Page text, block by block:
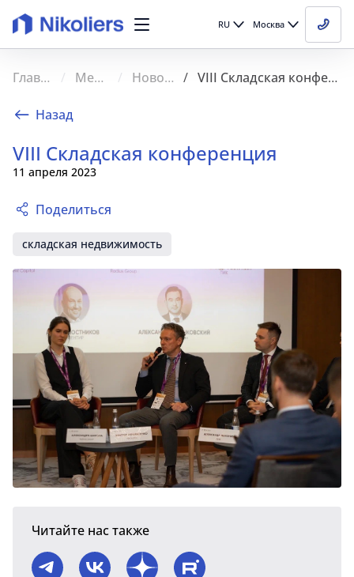
RU Москва
Главная Медиа Новости VIII Складская конференция
Назад
VIII Складская конференция
11 апреля 2023
Поделиться
складская недвижимость
Читайте нас также